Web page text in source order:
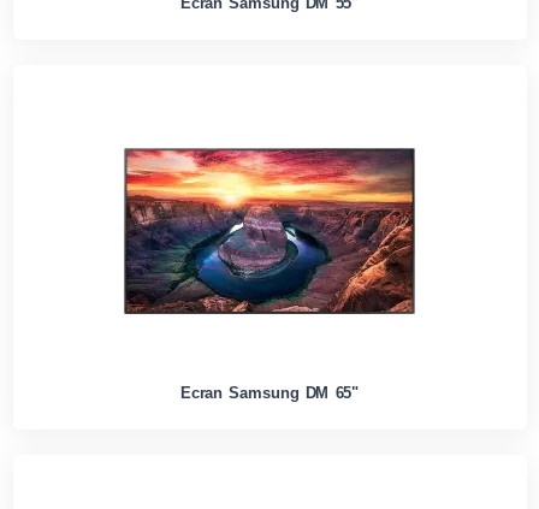
Ecran Samsung DM 55"
Ecran Samsung DM 65"